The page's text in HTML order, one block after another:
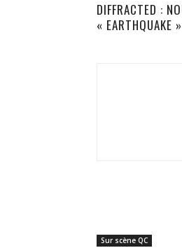
DIFFRACTED :
« EARTHQUAKE
Sur scène QC